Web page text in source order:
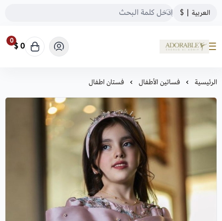
العربية |
$
ADORABLE
0 0 $
الرئيسية فساتين الأطفال فستان اطفال